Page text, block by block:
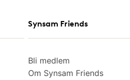
Synsam Friends
Bli medlem
Om Synsam Friends